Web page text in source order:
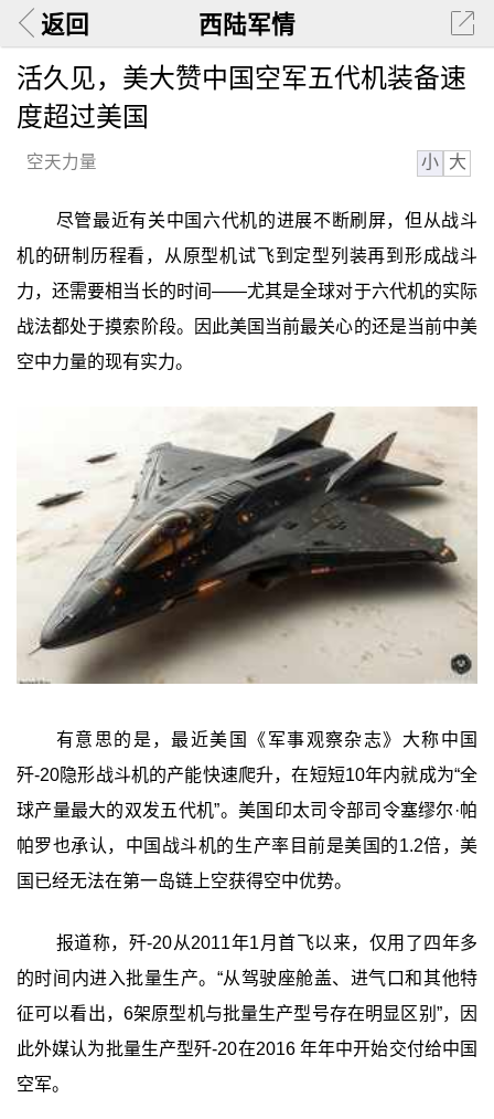
返回 西陆军情
活久见，美大赞中国空军五代机装备速
度超过美国
空天力量 小 大
尽管最近有关中国六代机的进展不断刷屏，但从战斗
机的研制历程看，从原型机试飞到定型列装再到形成战斗
力，还需要相当长的时间——尤其是全球对于六代机的实际
战法都处于摸索阶段。因此美国当前最关心的还是当前中美
空中力量的现有实力。
有意思的是，最近美国《军事观察杂志》大称中国
歼-20隐形战斗机的产能快速爬升，在短短10年内就成为“全
球产量最大的双发五代机”。美国印太司令部司令塞缪尔·帕
帕罗也承认，中国战斗机的生产率目前是美国的1.2倍，美
国已经无法在第一岛链上空获得空中优势。
报道称，歼-20从2011年1月首飞以来，仅用了四年多
的时间内进入批量生产。“从驾驶座舱盖、进气口和其他特
征可以看出，6架原型机与批量生产型号存在明显区别”，因
此外媒认为批量生产型歼-20在2016 年年中开始交付给中国
空军。